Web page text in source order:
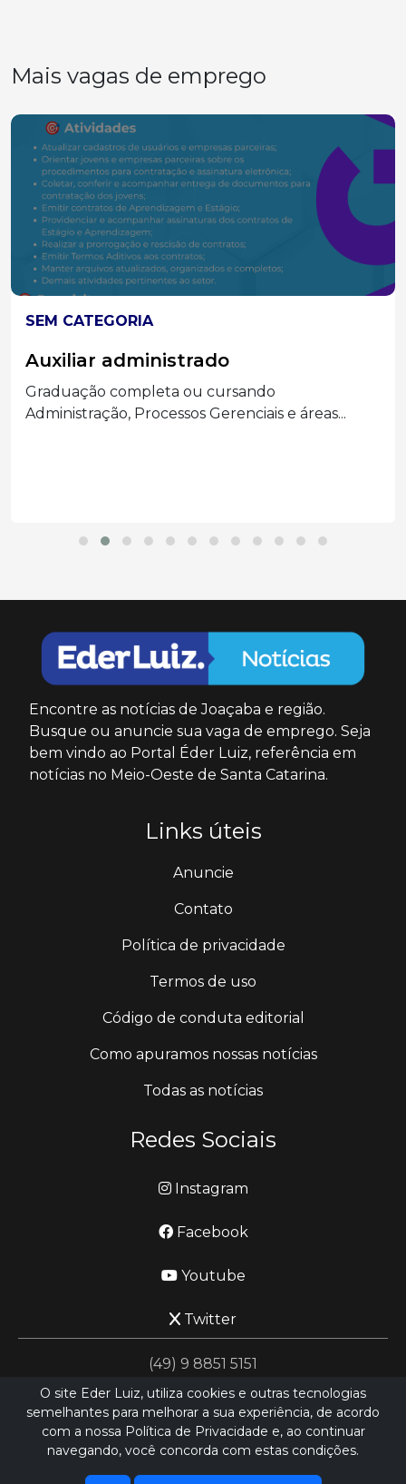
Mais vagas de emprego
SEM CATEGORIA
Auxiliar administrado
Graduação completa ou cursando
Administração, Processos Gerenciais e áreas...
Encontre as notícias de Joaçaba e região.
Busque ou anuncie sua vaga de emprego. Seja
bem vindo ao Portal Éder Luiz, referência em
notícias no Meio-Oeste de Santa Catarina.
Links úteis
Anuncie
Contato
Política de privacidade
Termos de uso
Código de conduta editorial
Como apuramos nossas notícias
Todas as notícias
Redes Sociais
Instagram
Facebook
Youtube
Twitter
(49) 9 8851 5151
jornalismo@ederluiz.com.vc
O site Eder Luiz, utiliza cookies e outras tecnologias
semelhantes para melhorar a sua experiência, de acordo
com a nossa Política de Privacidade e, ao continuar
navegando, você concorda com estas condições.